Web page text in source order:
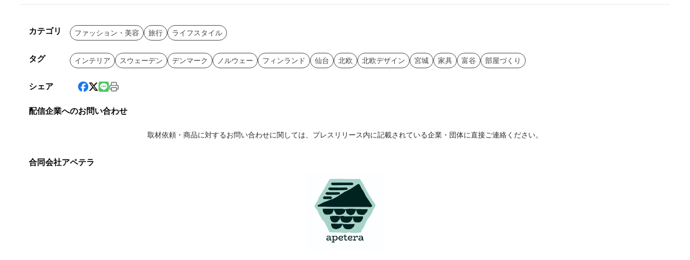
カテゴリ ファッション・美容 旅行 ライフスタイル
タグ インテリア スウェーデン デンマーク ノルウェー フィンランド 仙台 北欧 北欧デザイン 宮城 家具 富谷 部屋づくり
シェア
配信企業へのお問い合わせ
取材依頼・商品に対するお問い合わせに関しては、プレスリリース内に記載されている企業・団体に直接ご連絡ください。
合同会社アペテラ